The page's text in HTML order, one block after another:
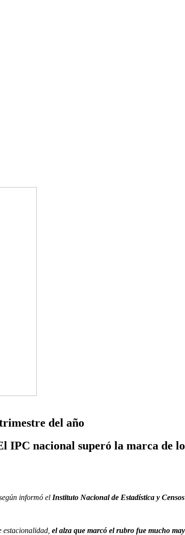
del año
nacional superó la marca de
informó el Instituto Nacional de Estadística y
estacionalidad, el alza que marcó el rubro fue mucho